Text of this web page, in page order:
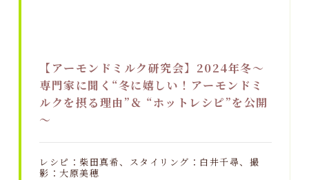
【アーモンドミルク研究会】2024年冬～
専門家に聞く“冬に嬉しい！アーモンドミ
ルクを摂る理由”＆ “ホットレシピ”を公開
～
レシピ：柴田真希、スタイリング：白井千尋、撮
影：大原美穂